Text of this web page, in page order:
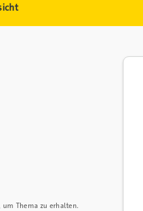
um Thema zu erhalten.